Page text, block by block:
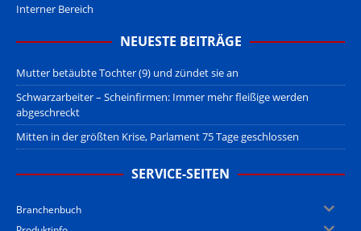
Interner Bereich
NEUESTE BEITRÄGE
Mutter betäubte Tochter (9) und zündet sie an
Schwarzarbeiter – Scheinfirmen: Immer mehr fleißige werden
abgeschreckt
Mitten in der größten Krise, Parlament 75 Tage geschlossen
SERVICE-SEITEN
Branchenbuch